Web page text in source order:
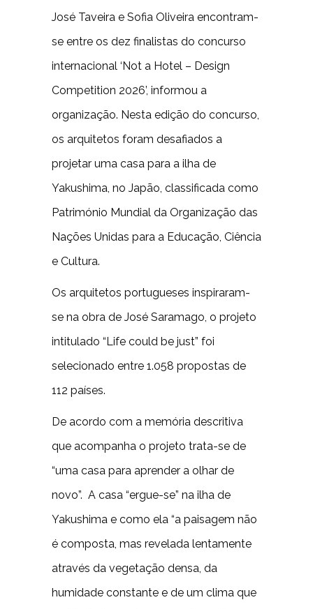
José Taveira e Sofia Oliveira encontram-
se entre os dez finalistas do concurso
internacional ‘Not a Hotel – Design
Competition 2026’, informou a
organização. Nesta edição do concurso,
os arquitetos foram desafiados a
projetar uma casa para a ilha de
Yakushima, no Japão, classificada como
Património Mundial da Organização das
Nações Unidas para a Educação, Ciência
e Cultura.
Os arquitetos portugueses inspiraram-
se na obra de José Saramago, o projeto
intitulado “Life could be just” foi
selecionado entre 1.058 propostas de
112 países.
De acordo com a memória descritiva
que acompanha o projeto trata-se de
“uma casa para aprender a olhar de
novo”. A casa “ergue-se” na ilha de
Yakushima e como ela “a paisagem não
é composta, mas revelada lentamente
através da vegetação densa, da
humidade constante e de um clima que